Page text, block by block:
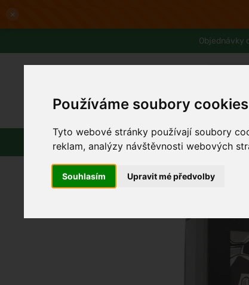
Používáme soubory cookies
Tyto webové stránky používají soubory
reklam, analýzy návštěvnosti webových
Souhlasím Upravit mé předvolby
×
Objednávky
Parfémy Líčení Vlasy Pleť